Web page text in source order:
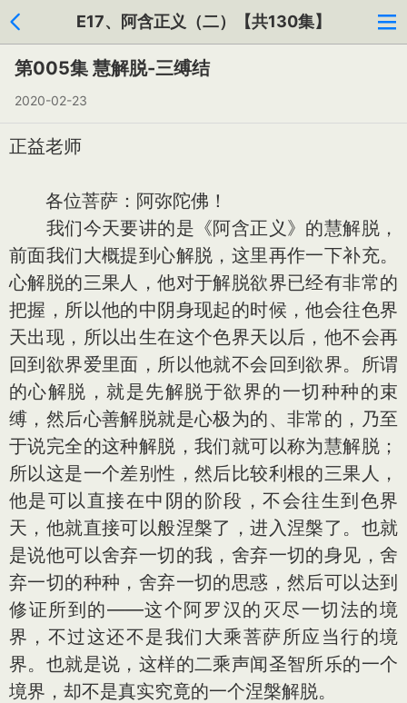
E17、阿含正义（二）【共130集】
第005集 慧解脱-三缚结
2020-02-23
正益老师
各位菩萨：阿弥陀佛！
我们今天要讲的是《阿含正义》的慧解脱，
前面我们大概提到心解脱，这里再作一下补充。
心解脱的三果人，他对于解脱欲界已经有非常的
把握，所以他的中阴身现起的时候，他会往色界
天出现，所以出生在这个色界天以后，他不会再
回到欲界爱里面，所以他就不会回到欲界。所谓
的心解脱，就是先解脱于欲界的一切种种的束
缚，然后心善解脱就是心极为的、非常的，乃至
于说完全的这种解脱，我们就可以称为慧解脱；
所以这是一个差别性，然后比较利根的三果人，
他是可以直接在中阴的阶段，不会往生到色界
天，他就直接可以般涅槃了，进入涅槃了。也就
是说他可以舍弃一切的我，舍弃一切的身见，舍
弃一切的种种，舍弃一切的思惑，然后可以达到
修证所到的——这个阿罗汉的灭尽一切法的境
界，不过这还不是我们大乘菩萨所应当行的境
界。也就是说，这样的二乘声闻圣智所乐的一个
境界，却不是真实究竟的一个涅槃解脱。